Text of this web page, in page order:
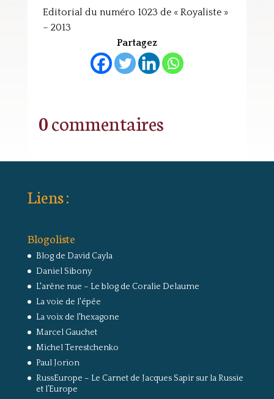
Editorial du numéro 1023 de « Royaliste »
– 2013
Partagez
0 commentaires
Liens :
Blogoliste
Blog de David Cayla
Daniel Sibony
L'arêne nue – Le blog de Coralie Delaume
La voie de l'épée
La voix de l'hexagone
Marcel Gauchet
Michel Terestchenko
Paul Jorion
RussEurope – Le Carnet de Jacques Sapir sur la Russie
et l’Europe